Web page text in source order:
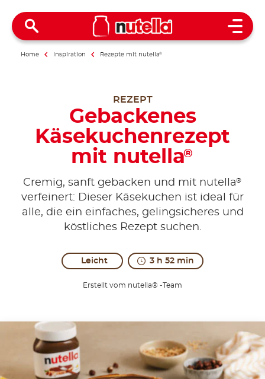
Open
Home Inspiration Rezepte mit nutella®
REZEPT
Gebackenes
Käsekuchenrezept
mit nutella®
Cremig, sanft gebacken und mit nutella®
verfeinert: Dieser Käsekuchen ist ideal für
alle, die ein einfaches, gelingsicheres und
köstliches Rezept suchen.
Leicht 3 h 52 min
Erstellt vom nutella® -Team